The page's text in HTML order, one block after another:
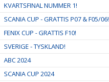
KVARTSFINAL NUMMER 1!
SCANIA CUP - GRATTIS P07 & F05/06!
FENIX CUP - GRATTIS F10!
SVERIGE - TYSKLAND!
ABC 2024
SCANIA CUP 2024